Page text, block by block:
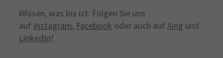
Wissen, was los ist: Folgen Sie uns
auf Instagram, Facebook oder auch aufXing und
LinkedIn!